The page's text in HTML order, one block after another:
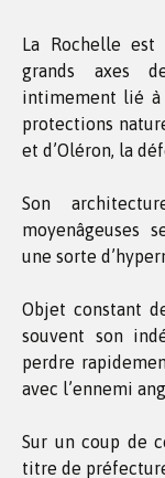
La Rochelle
grands axes
intimement lié
protections
et d’Oléron, la
Son
moyenâgeuses
une sorte
Objet constant
souvent son
perdre
avec l’ennemi
Sur un coup de
titre de